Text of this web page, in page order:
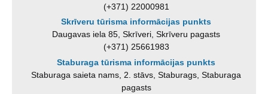
(+371) 22000981
Skrīveru tūrisma informācijas punkts
Daugavas iela 85, Skrīveri, Skrīveru pagasts
(+371) 25661983
Staburaga tūrisma informācijas punkts
Staburaga saieta nams, 2. stāvs, Staburags, Staburaga
pagasts